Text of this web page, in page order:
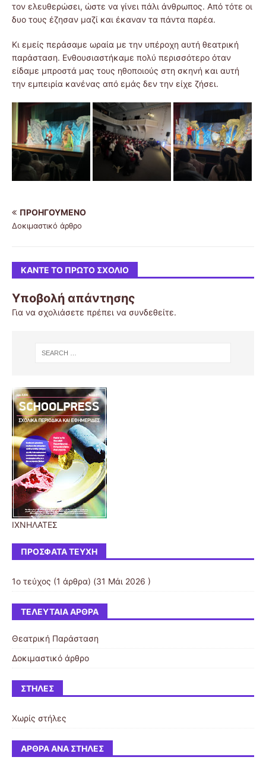
τον ελευθερώσει, ώστε να γίνει πάλι άνθρωπος. Από τότε οι
δυο τους έζησαν μαζί και έκαναν τα πάντα παρέα.
Κι εμείς περάσαμε ωραία με την υπέροχη αυτή θεατρική
παράσταση. Ενθουσιαστήκαμε πολύ περισσότερο όταν
είδαμε μπροστά μας τους ηθοποιούς στη σκηνή και αυτή
την εμπειρία κανένας από εμάς δεν την είχε ζήσει.
ΠΡΟΗΓΟΎΜΕΝΟ
Δοκιμαστικό άρθρο
ΚΆΝΤΕ ΤΟ ΠΡΏΤΟ ΣΧΌΛΙΟ
Υποβολή απάντησης
Για να σχολιάσετε πρέπει να συνδεθείτε.
ΙΧΝΗΛΑΤΕΣ
ΠΡΌΣΦΑΤΑ ΤΕΎΧΗ
1ο τεύχος (1 άρθρα) (31 Μάι 2026 )
ΤΕΛΕΥΤΑΊΑ ΆΡΘΡΑ
Θεατρική Παράσταση
Δοκιμαστικό άρθρο
ΣΤΉΛΕΣ
Χωρίς στήλες
ΆΡΘΡΑ ΑΝΆ ΣΤΉΛΕΣ